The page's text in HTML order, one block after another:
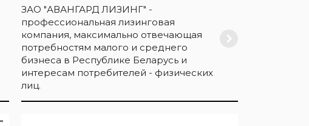
ЗАО "АВАНГАРД ЛИЗИНГ" -
профессиональная лизинговая
компания, максимально отвечающая
потребностям малого и среднего
бизнеса в Республике Беларусь и
интересам потребителей - физических
лиц.